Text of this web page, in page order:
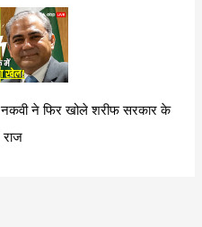
नकवी ने फिर खोले शरीफ सरकार के